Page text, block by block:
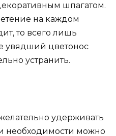
шпагатом.
на каждом
то всего лишь
увядший цветонос
устранить.
удерживать
необходимости можно